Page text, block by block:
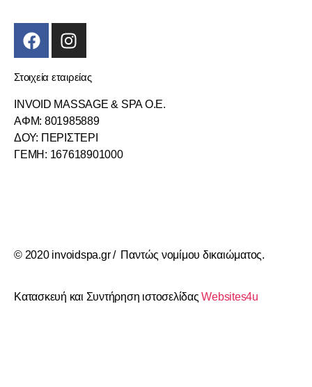
Στοιχεία εταιρείας
INVOID MASSAGE & SPA O.E.
ΑΦΜ: 801985889
ΔΟΥ: ΠΕΡΙΣΤΕΡΙ
ΓΕΜΗ: 167618901000
© 2020 invoidspa.gr / Παντώς νομίμου δικαιώματος.
Κατασκευή και Συντήρηση ιστοσελίδαςWebsites4u